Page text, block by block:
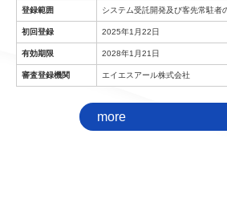
登録範囲 システム受託開発及び客先常駐者
初回登録 2025年1月22日
有効期限 2028年1月21日
審査登録機関 エイエスアール株式会社
more